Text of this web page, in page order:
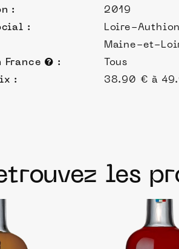
:
2019
:
Loire-Authion
Maine-et-
France
:
Tous
:
38.90 € à
les